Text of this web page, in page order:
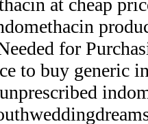
at cheap
for
to buy generic